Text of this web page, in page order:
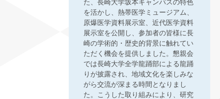
た、長崎大学坂本キャンパスの特色
を活かし、熱帯医学ミュージアム、
原爆医学資料展示室、近代医学資料
展示室を公開し、参加者の皆様に長
崎の学術的・歴史的背景に触れてい
ただく機会を提供しました。懇親会
では長崎大学全学龍踊部による龍踊
りが披露され、地域文化を楽しみな
がら交流が深まる時間となりまし
た。こうした取り組みにより、研究